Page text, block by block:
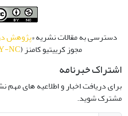
دسترسی به مقالات نشریه «پژوهش
مجوز کرییتیو کامنز (NC
اشتراک خبرنامه
برای دریافت اخبار و اطلاعیه های مهم
مشترک شوید.